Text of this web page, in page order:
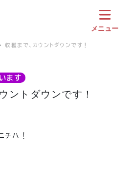
メニュー
収穫まで、カウントダウンです！
ます
ントダウンです！
チハ！